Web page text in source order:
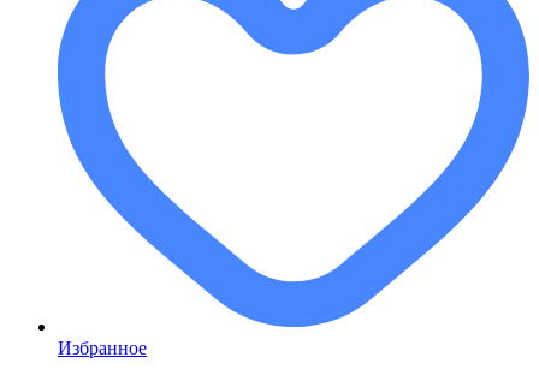
Избранное